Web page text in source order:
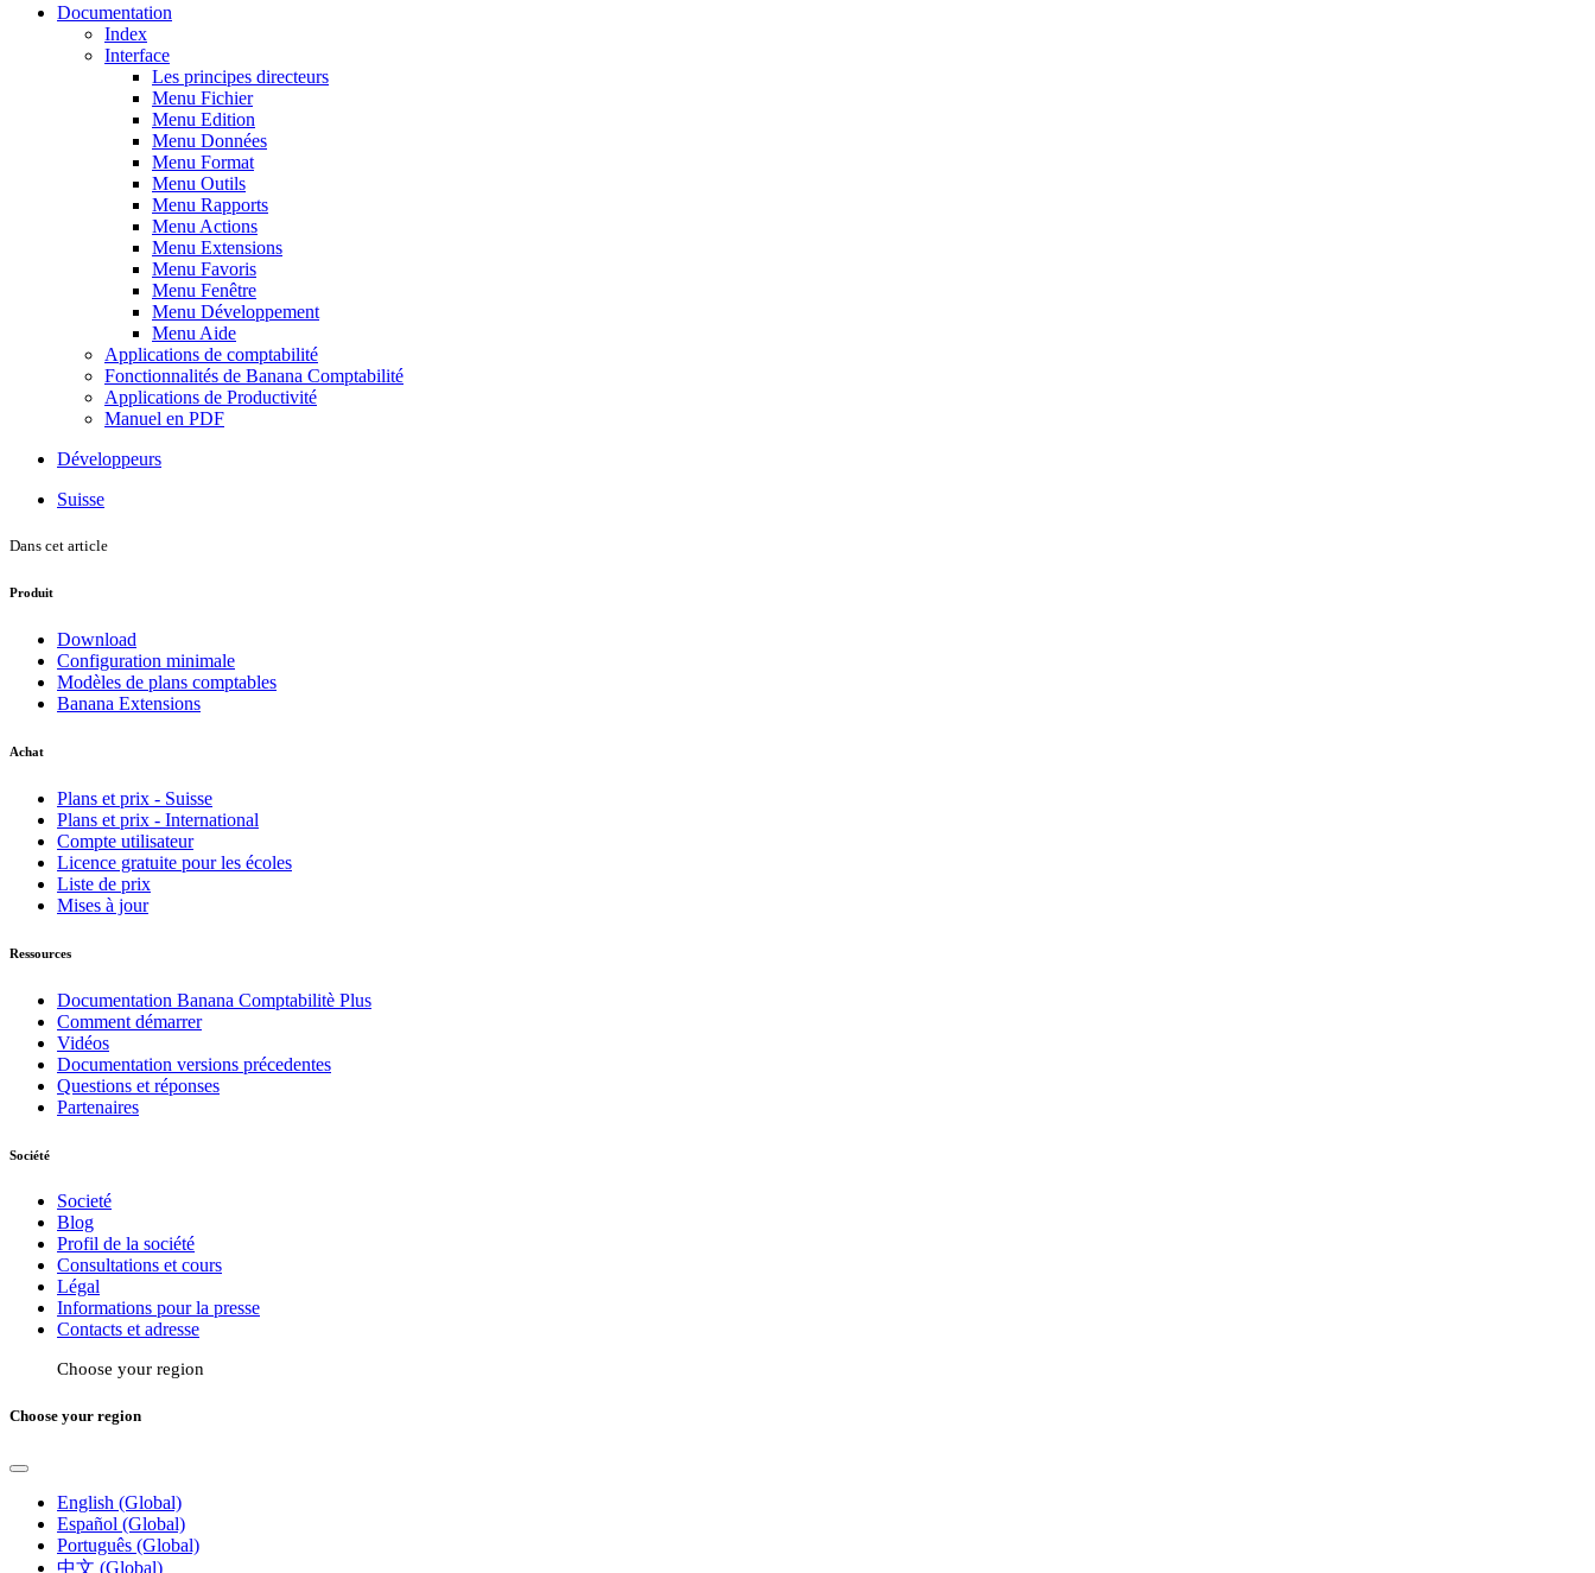
Documentation
Index
Interface
Les principes directeurs
Menu Fichier
Menu Edition
Menu Données
Menu Format
Menu Outils
Menu Rapports
Menu Actions
Menu Extensions
Menu Favoris
Menu Fenêtre
Menu Développement
Menu Aide
Applications de comptabilité
Fonctionnalités de Banana Comptabilité
Applications de Productivité
Manuel en PDF
Développeurs
Suisse
Dans cet article
Produit
Download
Configuration minimale
Modèles de plans comptables
Banana Extensions
Achat
Plans et prix - Suisse
Plans et prix - International
Compte utilisateur
Licence gratuite pour les écoles
Liste de prix
Mises à jour
Ressources
Documentation Banana Comptabilitè Plus
Comment démarrer
Vidéos
Documentation versions précedentes
Questions et réponses
Partenaires
Société
Societé
Blog
Profil de la société
Consultations et cours
Légal
Informations pour la presse
Contacts et adresse
Choose your region
Choose your region
English (Global)
Español (Global)
Português (Global)
中文 (Global)